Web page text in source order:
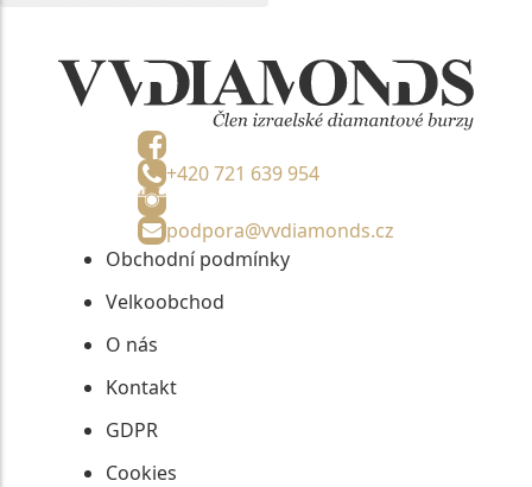
+420 721 639 954
podpora@vvdiamonds.cz
Obchodní podmínky
Velkoobchod
O nás
Kontakt
GDPR
Cookies